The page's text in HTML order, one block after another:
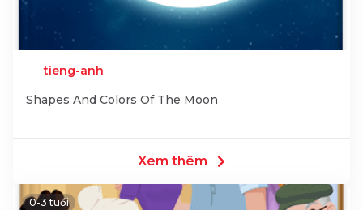
tieng-anh
Shapes And Colors Of The Moon
Xem thêm
0-3 tuổi